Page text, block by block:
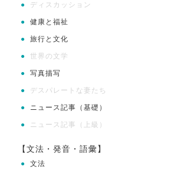
● ディスカッション
● 健康と福祉
● 旅行と文化
● 世界の文学
● 写真描写
● デスパレートな妻たち
● ニュース記事（基礎）
● ニュース記事（上級）
【文法・発音・語彙】
● 文法